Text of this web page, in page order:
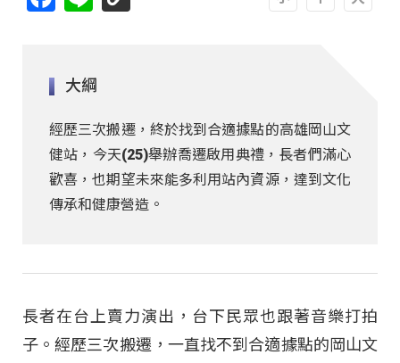
大綱
經歷三次搬遷，終於找到合適據點的高雄岡山文
健站，今天(25)舉辦喬遷啟用典禮，長者們滿心
歡喜，也期望未來能多利用站內資源，達到文化
傳承和健康營造。
長者在台上賣力演出，台下民眾也跟著音樂打拍
子。經歷三次搬遷，一直找不到合適據點的岡山文